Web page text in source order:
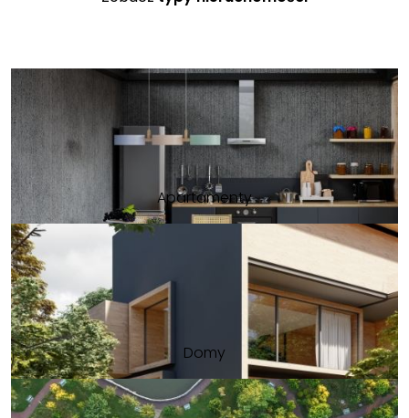
Apartamenty
Domy